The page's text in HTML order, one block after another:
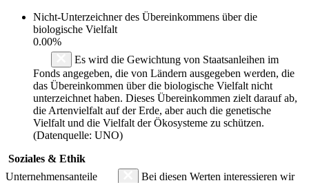
Nicht-Unterzeichner des Übereinkommens über die
biologische Vielfalt
0.00%
Es wird die Gewichtung von Staatsanleihen im
Fonds angegeben, die von Ländern ausgegeben werden, die
das Übereinkommen über die biologische Vielfalt nicht
unterzeichnet haben. Dieses Übereinkommen zielt darauf ab,
die Artenvielfalt auf der Erde, aber auch die genetische
Vielfalt und die Vielfalt der Ökosysteme zu schützen.
(Datenquelle: UNO)
Soziales & Ethik
Unternehmensanteile
Bei diesen Werten interessieren wir